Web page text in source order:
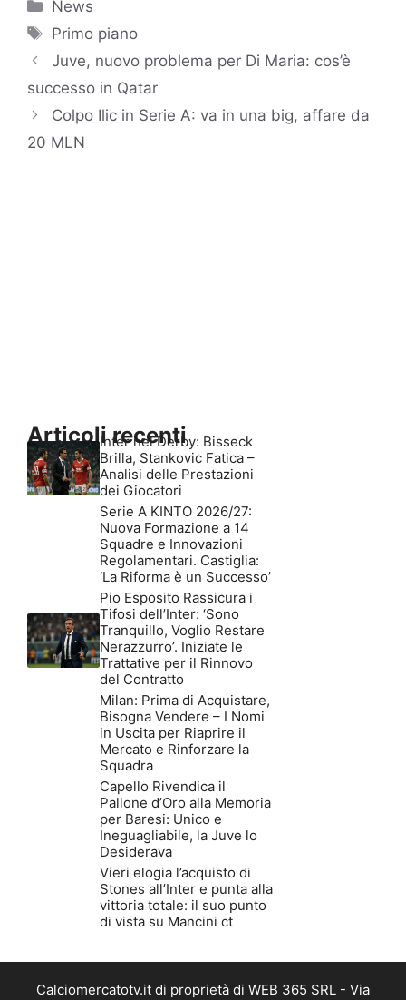
News
Tag
Primo piano
Juve, nuovo problema per Di Maria: cos’è
successo in Qatar
Colpo Ilic in Serie A: va in una big, affare da
20 MLN
Articoli recenti
Inter nel Derby: Bisseck
Brilla, Stankovic Fatica –
Analisi delle Prestazioni
dei Giocatori
Serie A KINTO 2026/27:
Nuova Formazione a 14
Squadre e Innovazioni
Regolamentari. Castiglia:
‘La Riforma è un Successo’
Pio Esposito Rassicura i
Tifosi dell’Inter: ‘Sono
Tranquillo, Voglio Restare
Nerazzurro’. Iniziate le
Trattative per il Rinnovo
del Contratto
Milan: Prima di Acquistare,
Bisogna Vendere – I Nomi
in Uscita per Riaprire il
Mercato e Rinforzare la
Squadra
Capello Rivendica il
Pallone d’Oro alla Memoria
per Baresi: Unico e
Ineguagliabile, la Juve lo
Desiderava
Vieri elogia l’acquisto di
Stones all’Inter e punta alla
vittoria totale: il suo punto
di vista su Mancini ct
Calciomercatotv.it di proprietà di WEB 365 SRL - Via